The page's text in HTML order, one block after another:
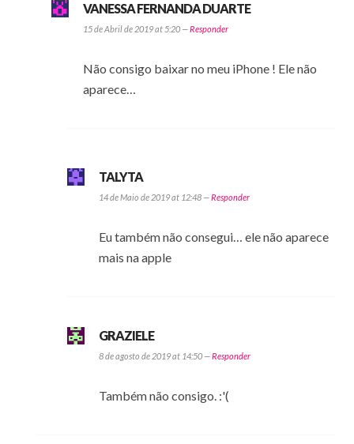
VANESSA FERNANDA DUARTE
15 de Abril de 2019 at 5:20 —Responder
Não consigo baixar no meu iPhone ! Ele não
aparece…
TALYTA
14 de Maio de 2019 at 12:48 —Responder
Eu também não consegui… ele não aparece
mais na apple
GRAZIELE
8 de agosto de 2019 at 14:50 —Responder
Também não consigo. :'(